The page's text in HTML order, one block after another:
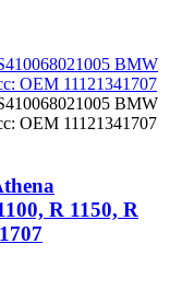
R 1150, R